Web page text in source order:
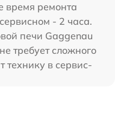
время ремонта
- 2 часа.
печи Gaggenau
требует сложного
технику в сервис-